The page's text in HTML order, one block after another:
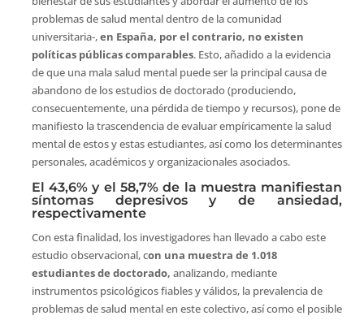
problemas de salud mental dentro de la comunidad
universitaria-,en España, por el contrario, no existen
políticas públicas comparables. Esto, añadido a la evidencia
de que una mala salud mental puede ser la principal causa de
abandono de los estudios de doctorado (produciendo,
consecuentemente, una pérdida de tiempo y recursos), pone de
manifiesto la trascendencia de evaluar empíricamente la salud
mental de estos y estas estudiantes, así como los determinantes
personales, académicos y organizacionales asociados.
El 43,6% y el 58,7% de la muestra manifiestan
síntomas depresivos y de ansiedad,
respectivamente
Con esta finalidad, los investigadores han llevado a cabo este
estudio observacional, con una muestra de 1.018
estudiantes de doctorado, analizando, mediante
instrumentos psicológicos fiables y válidos, la prevalencia de
problemas de salud mental en este colectivo, así como el posible